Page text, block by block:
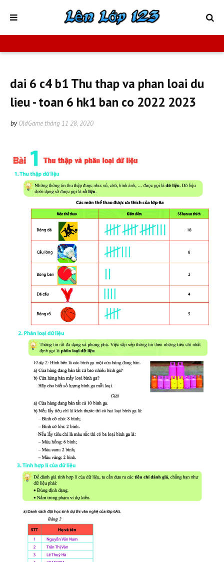
dai 6 c4 b1 Thu thap va phan loai du
lieu - toan 6 hk1 ban co 2022 2023
by OldGame tháng 11 28, 2020